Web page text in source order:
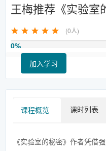
王梅推荐《实验室
(0人)
0%
加入学习
课程概览 课时列表
《实验室的秘密》作者凭借